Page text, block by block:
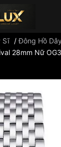
Sĩ /Đông Hồ
28mm Nữ